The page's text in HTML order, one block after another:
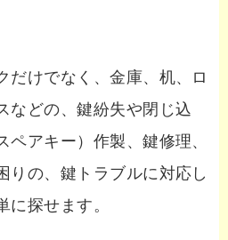
だけでなく、金庫、机、ロ
などの、鍵紛失や閉じ込
ペアキー）作製、鍵修理、
りの、鍵トラブルに対応し
に探せます。